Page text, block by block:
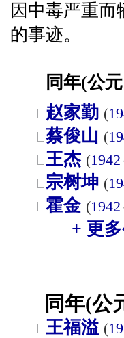
因中毒严重
的事迹。
同年(公元
赵家勤 (
蔡俊山 (
王杰 (1942
宗树坤 (
霍金 (1942
+ 更
同年(公元
王福溢 (